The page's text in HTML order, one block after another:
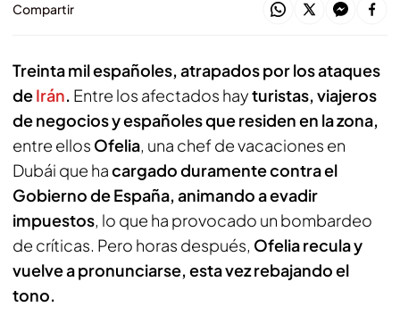
Compartir
Treinta mil españoles, atrapados por los ataques
deIrán. Entre los afectados hayturistas, viajeros
de negocios y españoles que residen en la zona,
entre ellos Ofelia, una chef de vacaciones en
Dubái que hacargado duramente contra el
Gobierno de España, animando a evadir
impuestos, lo que ha provocado un bombardeo
de críticas. Pero horas después, Ofelia recula y
vuelve a pronunciarse, esta vez rebajando el
tono.